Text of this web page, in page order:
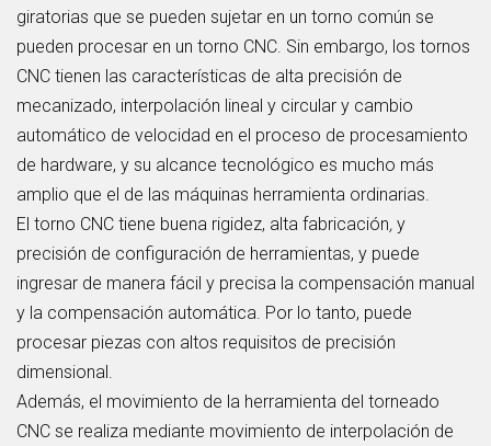
giratorias que se pueden sujetar en un torno común se
pueden procesar en un torno CNC. Sin embargo, los tornos
CNC tienen las características de alta precisión de
mecanizado, interpolación lineal y circular y cambio
automático de velocidad en el proceso de procesamiento
de hardware, y su alcance tecnológico es mucho más
amplio que el de las máquinas herramienta ordinarias.
El torno CNC tiene buena rigidez, alta fabricación, y
precisión de configuración de herramientas, y puede
ingresar de manera fácil y precisa la compensación manual
y la compensación automática. Por lo tanto, puede
procesar piezas con altos requisitos de precisión
dimensional.
Además, el movimiento de la herramienta del torneado
CNC se realiza mediante movimiento de interpolación de